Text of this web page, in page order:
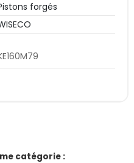
forgés
catégorie :